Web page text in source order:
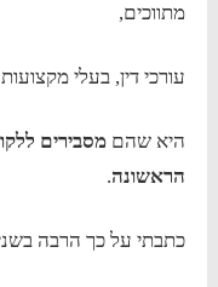
מתווכים,
עורכי דין, בעלי
היא שהםמסבירים
הראשונה.
כתבתי על כך הרבה